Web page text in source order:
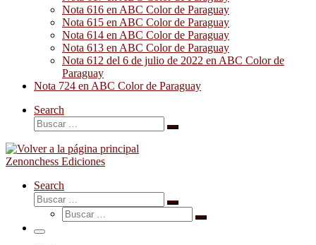
Nota 616 en ABC Color de Paraguay
Nota 615 en ABC Color de Paraguay
Nota 614 en ABC Color de Paraguay
Nota 613 en ABC Color de Paraguay
Nota 612 del 6 de julio de 2022 en ABC Color de
Paraguay
Nota 724 en ABC Color de Paraguay
Search
Buscar
Buscar
Zenonchess Ediciones
Search
Buscar
Buscar
Buscar
Buscar
Menú